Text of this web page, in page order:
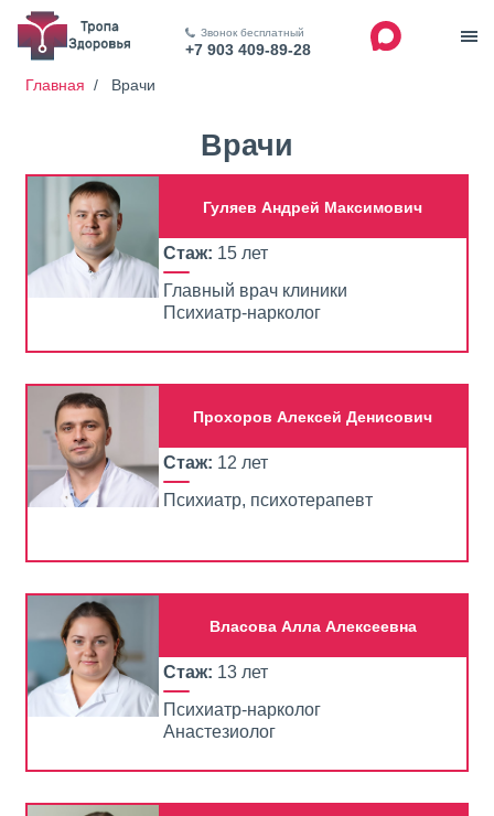
Звонок бесплатный
+7 903 409-89-28
Главная / Врачи
Врачи
Гуляев Андрей Максимович
Стаж: 15 лет
Главный врач клиники
Психиатр-нарколог
Прохоров Алексей Денисович
Стаж: 12 лет
Психиатр, психотерапевт
Власова Алла Алексеевна
Стаж: 13 лет
Психиатр-нарколог
Анастезиолог